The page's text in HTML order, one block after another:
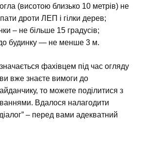
(висотою близько 10 метрів) не
дроти ЛЕП і гілки дерев;
– не більше 15 градусів;
до будинку — не менше 3 м.
фахівцем під час огляду
вже знаєте вимоги до
то можете поділитися з
Вдалося налагодити
– перед вами адекватний